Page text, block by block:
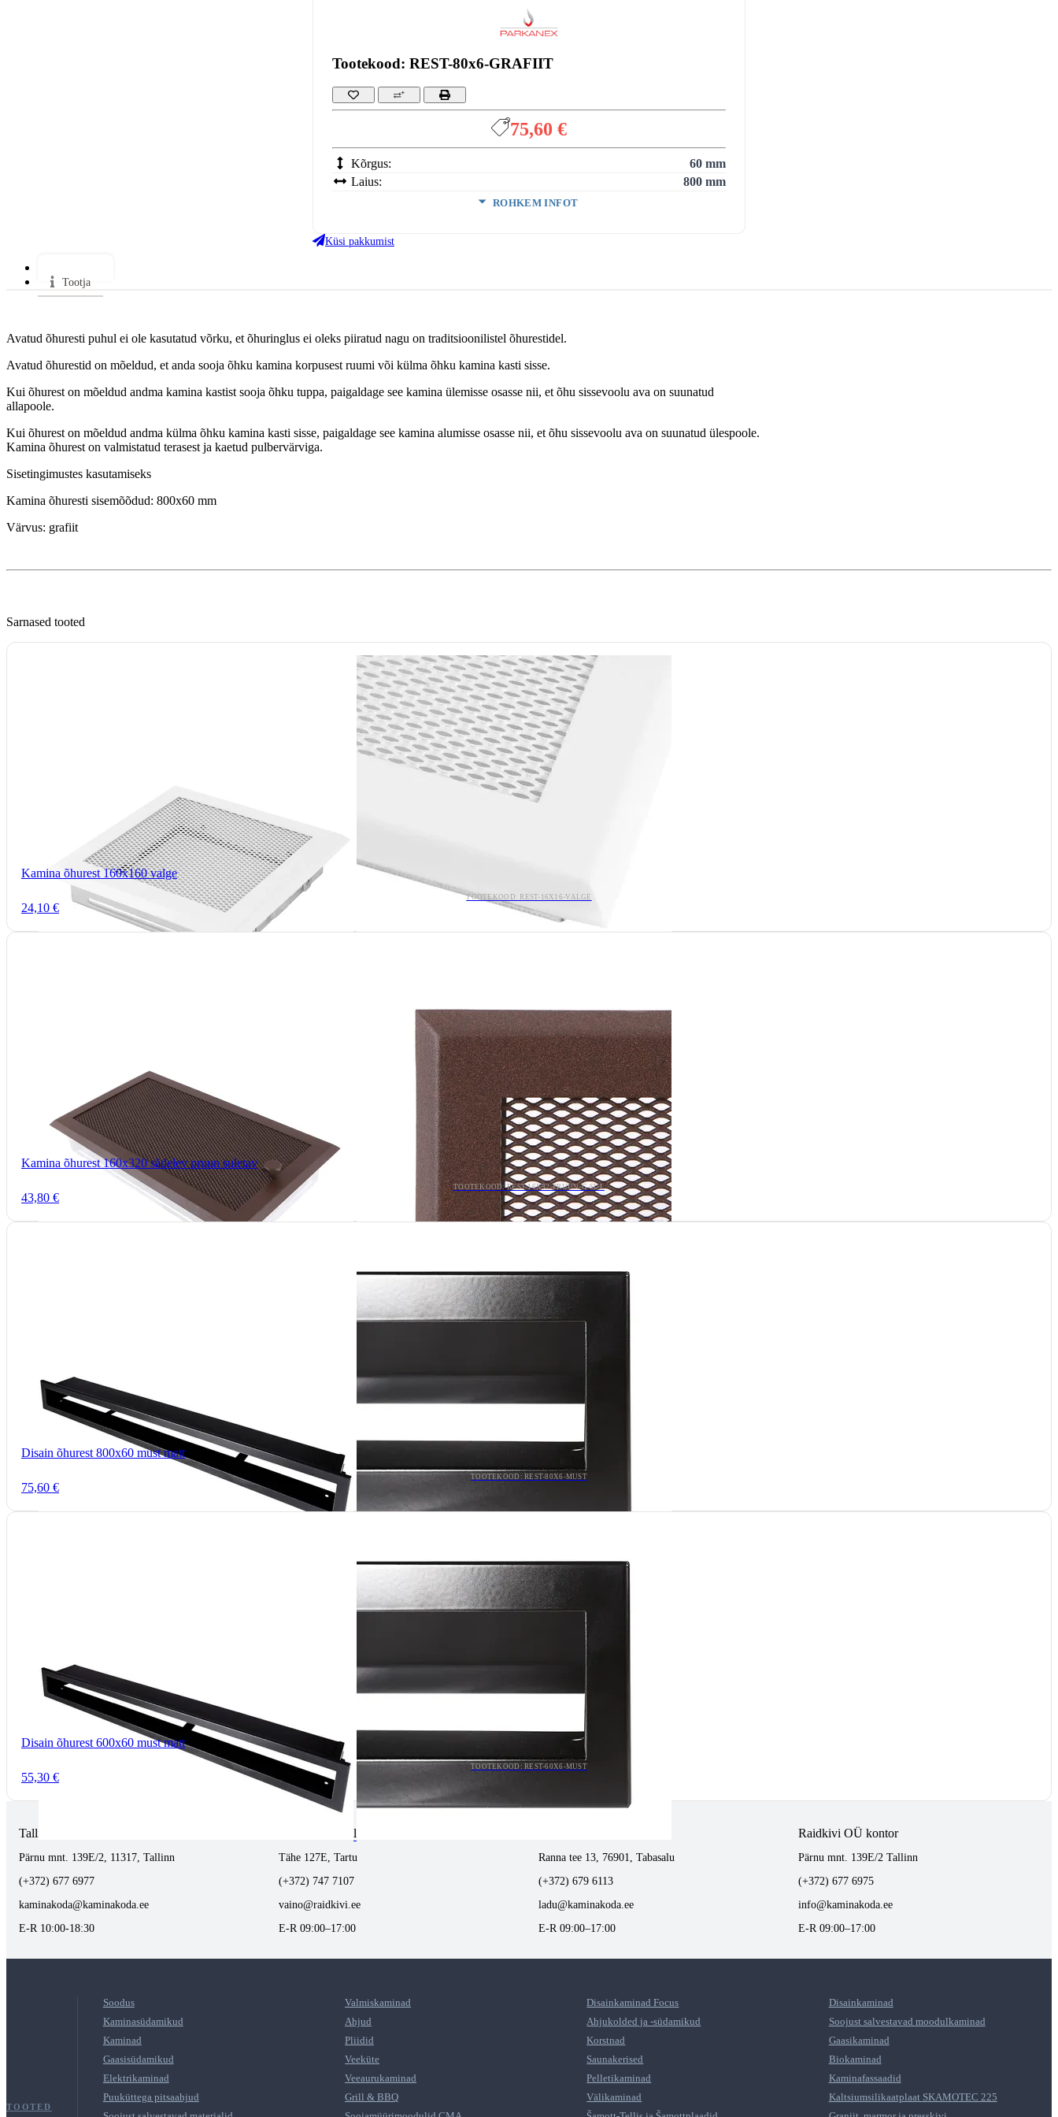
Tootekood: REST-80x6-GRAFIIT
75,60 €
Kõrgus:
60 mm
Laius:
800 mm
ROHKEM INFOT
Küsi pakkumist
Tootja
Avatud õhuresti puhul ei ole kasutatud võrku, et õhuringlus ei oleks piiratud nagu on traditsioonilistel õhurestidel.
Avatud õhurestid on mõeldud, et anda sooja õhku kamina korpusest ruumi või külma õhku kamina kasti sisse.
Kui õhurest on mõeldud andma kamina kastist sooja õhku tuppa, paigaldage see kamina ülemisse osasse nii, et õhu sissevoolu ava on suunatud
allapoole.
Kui õhurest on mõeldud andma külma õhku kamina kasti sisse, paigaldage see kamina alumisse osasse nii, et õhu sissevoolu ava on suunatud ülespoole.
Kamina õhurest on valmistatud terasest ja kaetud pulbervärviga.
Sisetingimustes kasutamiseks
Kamina õhuresti sisemõõdud: 800x60 mm
Värvus: grafiit
Sarnased tooted
Kamina õhurest 160x160 valge
TOOTEKOOD: REST-16X16-VALGE
24,10 €
Kamina õhurest 160x320 sädelev pruun suletav
TOOTEKOOD: REST-16X32-PRUUN-G-SUL
43,80 €
Disain õhurest 800x60 must matt
TOOTEKOOD: REST-80X6-MUST
75,60 €
Disain õhurest 600x60 must matt
TOOTEKOOD: REST-60X6-MUST
55,30 €
Tallinnas kaminasalong
Pärnu mnt. 139E/2, 11317, Tallinn
(+372) 677 6977
kaminakoda@kaminakoda.ee
E-R 10:00-18:30
Tartus kivi töötlemine
Tähe 127E, Tartu
(+372) 747 7107
vaino@raidkivi.ee
E-R 09:00–17:00
Ranna tee 13, 76901, Tabasalu
(+372) 679 6113
ladu@kaminakoda.ee
E-R 09:00–17:00
Raidkivi OÜ kontor
Pärnu mnt. 139E/2 Tallinn
(+372) 677 6975
info@kaminakoda.ee
E-R 09:00–17:00
TOOTED
Soodus Valmiskaminad Disainkaminad Focus
Disainkaminad
Kaminasüdamikud
Ahjud Ahjukolded ja -südamikud
Soojust salvestavad moodulkaminad
Kaminad
Pliidid Korstnad
Gaasikaminad
Gaasisüdamikud
Veeküte Saunakerised
Biokaminad
Elektrikaminad
Veeaurukaminad Pelletikaminad
Kaminafassaadid
Puuküttega pitsaahjud
Grill & BBQ Välikaminad
Kaltsiumsilikaatplaat SKAMOTEC 225